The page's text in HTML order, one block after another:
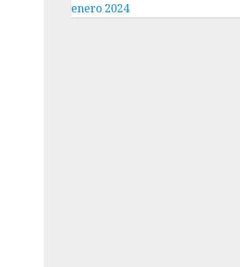
enero 2024